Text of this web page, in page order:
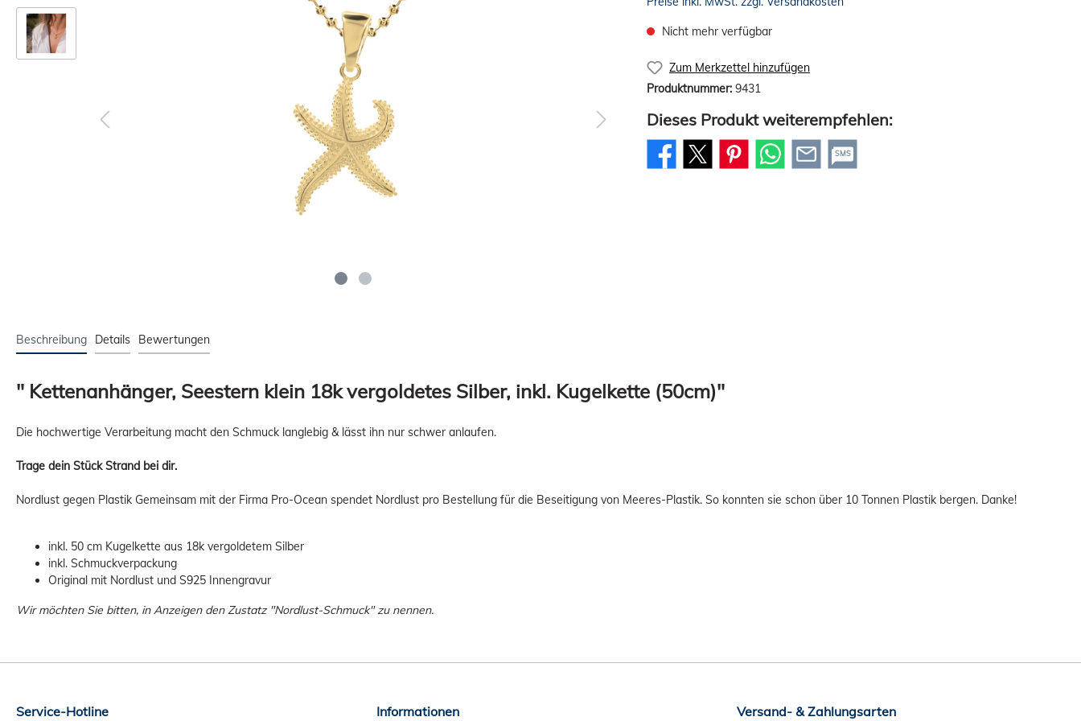
Nicht mehr verfügbar
Zum Merkzettel hinzufügen
Produktnummer: 9431
Dieses Produkt weiterempfehlen:
SMS
Beschreibung Details Bewertungen
" Kettenanhänger, Seestern klein 18k vergoldetes Silber, inkl. Kugelkette (50cm)"
Die hochwertige Verarbeitung macht den Schmuck langlebig & lässt ihn nur schwer anlaufen.
Trage dein Stück Strand bei dir.
Nordlust gegen Plastik Gemeinsam mit der Firma Pro-Ocean spendet Nordlust pro Bestellung für die Beseitigung von Meeres-Plastik. So konnten sie schon über 10 Tonnen Plastik bergen. Danke!
inkl. 50 cm Kugelkette aus 18k vergoldetem Silber
inkl. Schmuckverpackung
Original mit Nordlust und S925 Innengravur
Wir möchten Sie bitten, in Anzeigen den Zustatz "Nordlust-Schmuck" zu nennen.
Service-Hotline Informationen Versand- & Zahlungsarten